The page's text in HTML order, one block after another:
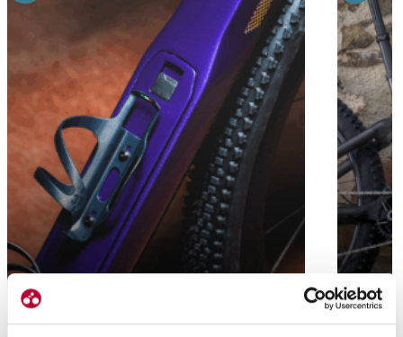
GRAVEL
NUOVA EXTREMA E NUOVE RUOTE, 3T
MTB